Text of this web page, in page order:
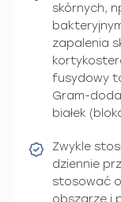
skórnych,
zapalenia
fusydowy
Gram-
białek
Zwykle
dziennie
stosować
obszarze i